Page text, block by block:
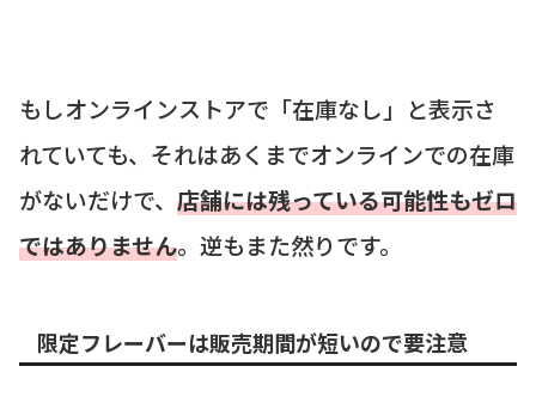
もしオンラインストアで「在庫なし」と表示さ
れていても、それはあくまでオンラインでの在庫
がないだけで、 店舗には残っている可能性もゼロ
ではありません。逆もまた然りです。
限定フレーバーは販売期間が短いので要注意